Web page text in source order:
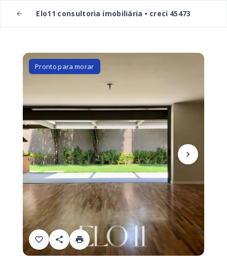
Elo11 consultoria imobiliária • creci 45473
Pronto para morar